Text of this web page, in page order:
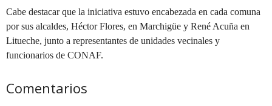
Cabe destacar que la iniciativa estuvo encabezada en cada comuna
por sus alcaldes, Héctor Flores, en Marchigüe y René Acuña en
Litueche, junto a representantes de unidades vecinales y
funcionarios de CONAF.
Comentarios